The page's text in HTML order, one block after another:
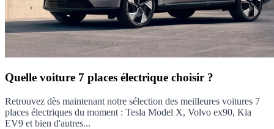
Quelle voiture 7 places électrique choisir ?
Retrouvez dès maintenant notre sélection des meilleures voitures 7
places électriques du moment : Tesla Model X, Volvo ex90, Kia
EV9 et bien d'autres...